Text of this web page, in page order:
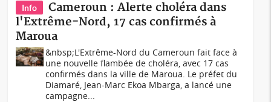
Info
Cameroun : Alerte choléra dans
l'Extrême-Nord, 17 cas confirmés à
Maroua
&nbsp;L'Extrême-Nord du Cameroun fait face à
une nouvelle flambée de choléra, avec 17 cas
confirmés dans la ville de Maroua. Le préfet du
Diamaré, Jean-Marc Ekoa Mbarga, a lancé une
campagne...